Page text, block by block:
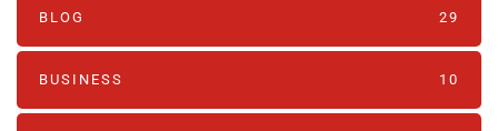
BLOG 29
BUSINESS 10